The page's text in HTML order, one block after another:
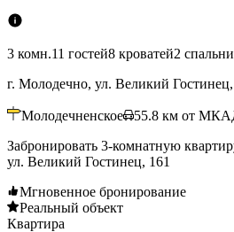
3 комн.11 гостей8 кроватей2 спальни
г. Молодечно, ул. Великий Гостинец,
Молодечненское 55.8 км от
Забронировать 3-комнатную
ул. Великий Гостинец, 161
Мгновенное бронирование
Реальный объект
Квартира